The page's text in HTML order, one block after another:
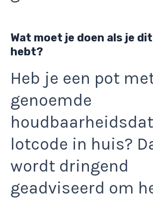
Wat moet je doen als je
hebt?
Heb je een pot
genoemde
lotcode in huis?
wordt dringend
geadviseerd om